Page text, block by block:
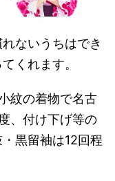
ないうちはでき
くれます。
紋の着物で名古
、付け下げ等の
黒留袖は12回程